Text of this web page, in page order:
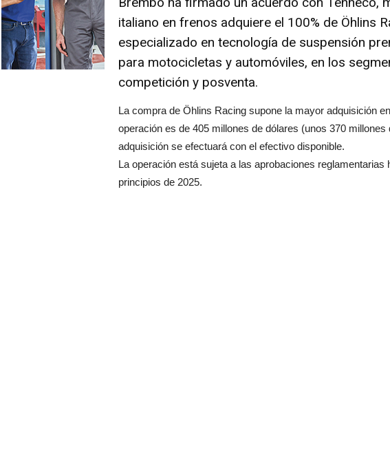
italiano en frenos adquiere el 100% de Öhlins
especializado en tecnología de suspensión
para motocicletas y automóviles, en los
competición y posventa.
La compra de Öhlins Racing supone la mayor adquisición
operación es de 405 millones de dólares (unos 370
adquisición se efectuará con el efectivo disponible.
La operación está sujeta a las aprobaciones
principios de 2025.